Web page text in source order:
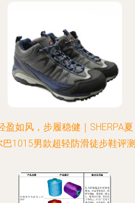
盈如风，步履稳健｜SHERPA夏
巴1015男款超轻防滑徒步鞋评测